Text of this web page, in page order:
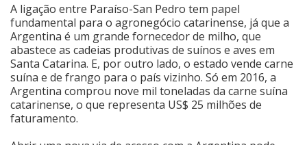
A ligação entre Paraíso-San Pedro tem papel
fundamental para o agronegócio catarinense, já que a
Argentina é um grande fornecedor de milho, que
abastece as cadeias produtivas de suínos e aves em
Santa Catarina. E, por outro lado, o estado vende carne
suína e de frango para o país vizinho. Só em 2016, a
Argentina comprou nove mil toneladas da carne suína
catarinense, o que representa US$ 25 milhões de
faturamento.